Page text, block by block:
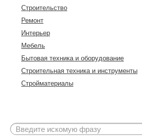
Строительство
Ремонт
Интерьер
Мебель
Бытовая техника и оборудование
Строительная техника и инструменты
Стройматериалы